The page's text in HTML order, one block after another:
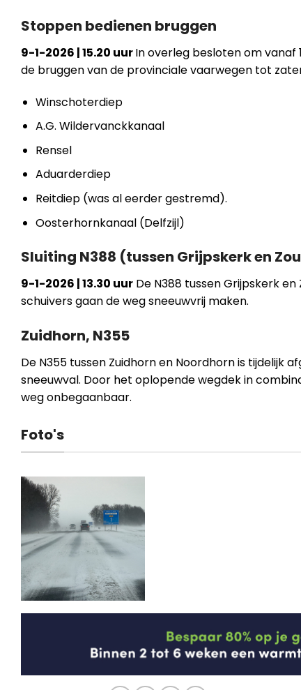
Stoppen bedienen bruggen
9-1-2026 | 15.20 uurIn overleg besloten om vanaf
de bruggen van de provinciale vaarwegen tot
Winschoterdiep
A.G. Wildervanckkanaal
Rensel
Aduarderdiep
Reitdiep (was al eerder gestremd).
Oosterhornkanaal (Delfzijl)
Sluiting N388 (tussen Grijpskerk en
9-1-2026 | 13.30 uur De N388 tussen Grijpskerk
schuivers gaan de weg sneeuwvrij maken.
Zuidhorn, N355
De N355 tussen Zuidhorn en Noordhorn is tijdelijk
sneeuwval. Door het oplopende wegdek in
weg onbegaanbaar.
Foto's